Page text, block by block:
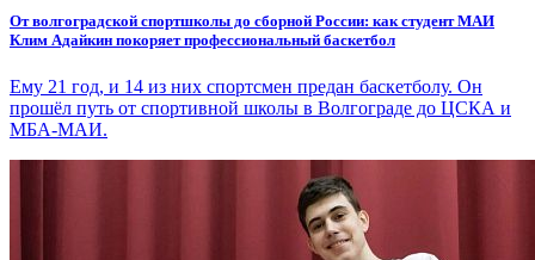
От волгоградской спортшколы до сборной России: как студент МАИ
Клим Адайкин покоряет профессиональный баскетбол
Ему 21 год, и 14 из них спортсмен предан баскетболу. Он
прошёл путь от спортивной школы в Волгограде до ЦСКА и
МБА-МАИ.